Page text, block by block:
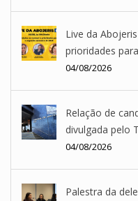
Live da
prioridades
04/08/2026
Relação de
divulgada pelo
04/08/2026
Palestra da